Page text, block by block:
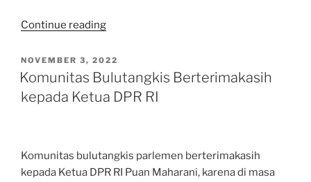
Continue reading“Aria
Apresiasi
Kejuaraan
Bulu
DPR
RI”
POSTED
ON
NOVEMBER 3, 2022
Komunitas Bulutangkis Berterimakasih
kepada Ketua DPR RI
Komunitas bulutangkis parlemen berterimakasih
kepada Ketua DPR RI Puan Maharani, karena di masa